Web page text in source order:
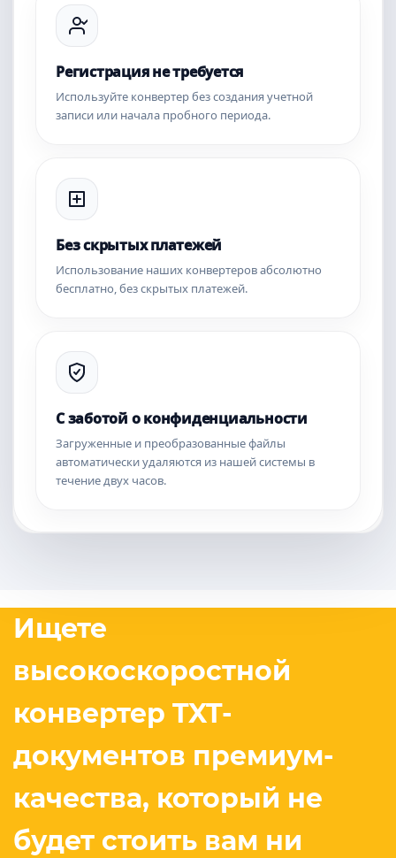
Регистрация не требуется
Используйте конвертер без создания учетной
записи или начала пробного периода.
Без скрытых платежей
Использование наших конвертеров абсолютно
бесплатно, без скрытых платежей.
С заботой о конфиденциальности
Загруженные и преобразованные файлы
автоматически удаляются из нашей системы в
течение двух часов.
Ищете
высокоскоростной
конвертер TXT-
документов премиум-
качества, который не
будет стоить вам ни